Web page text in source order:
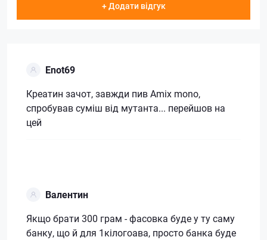
+ Додати відгук
Enot69
Креатин зачот, завжди пив Amix mono,
спробував суміш від мутанта... перейшов на
цей
Валентин
Якщо брати 300 грам - фасовка буде у ту саму
банку, що й для 1кілогоава, просто банка буде